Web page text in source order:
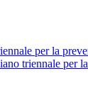
per la
triennale per